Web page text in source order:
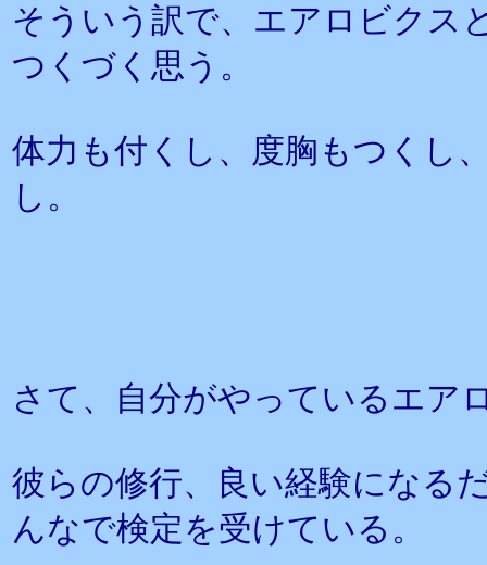
そういう訳で、エアロビクス
つくづく思う。
体力も付くし、度胸もつくし
し。
さて、自分がやっているエア
彼らの修行、良い経験になる
んなで検定を受けている。